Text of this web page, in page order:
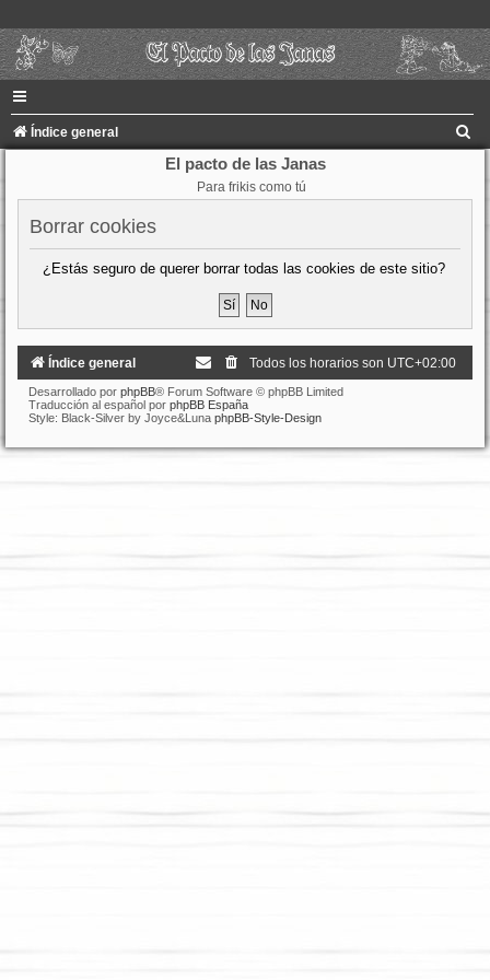
Índice general
El pacto de las Janas
Para frikis como tú
Borrar cookies
¿Estás seguro de querer borrar todas las cookies de este sitio?
Índice general Todos los horarios son UTC+02:00
Desarrollado por phpBB® Forum Software © phpBB Limited
Traducción al español por phpBB España
Style: Black-Silver by Joyce&Luna phpBB-Style-Design